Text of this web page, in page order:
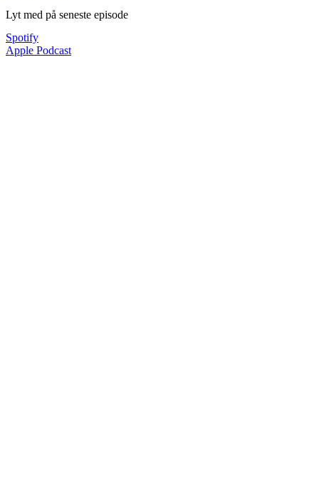
Lyt med på seneste episode
Spotify
Apple Podcast